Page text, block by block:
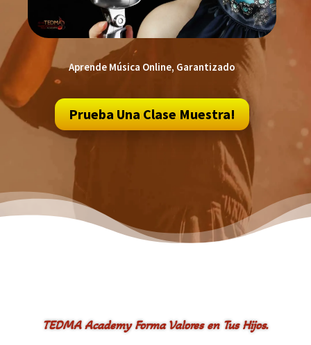
Aprende Música Online, Garantizado
Prueba Una Clase Muestra!
TEDMA Academy Forma Valores en Tus Hijos.